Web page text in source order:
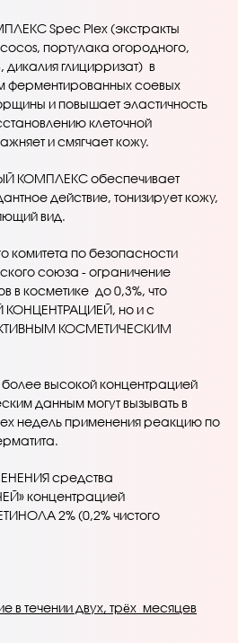
Spec Plex (экстракты
портулака огородного,
дикалия глицирризат) в
ферментированных соевых
и повышает эластичность
клеточной
и смягчает кожу.
КОМПЛЕКС обеспечивает
действие, тонизирует кожу,
вид.
комитета по безопасности
союза - ограничение
в косметике до 0,3%, что
но и с
КОСМЕТИЧЕСКИМ
высокой концентрацией
данным могут вызывать в
недель применения реакцию по
средства
концентрацией
2% (0,2% чистого
в течении двух, трёх месяцев